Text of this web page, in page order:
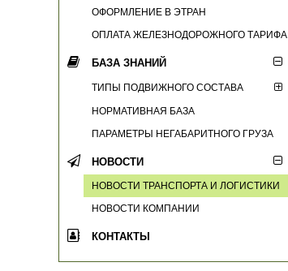
ОФОРМЛЕНИЕ В ЭТРАН
ОПЛАТА ЖЕЛЕЗНОДОРОЖНОГО ТАРИФА
БАЗА ЗНАНИЙ
ТИПЫ ПОДВИЖНОГО СОСТАВА
НОРМАТИВНАЯ БАЗА
ПАРАМЕТРЫ НЕГАБАРИТНОГО ГРУЗА
НОВОСТИ
НОВОСТИ ТРАНСПОРТА И ЛОГИСТИКИ
НОВОСТИ КОМПАНИИ
КОНТАКТЫ